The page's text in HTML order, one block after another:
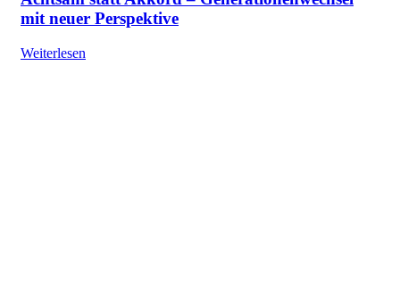
mit neuer Perspektive
Weiterlesen